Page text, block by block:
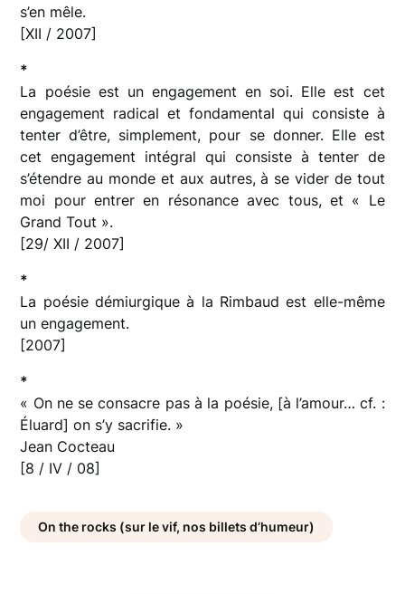
s’en mêle.
[XII / 2007]
*
La poésie est un engagement en soi. Elle est cet
engagement radical et fondamental qui consiste à
tenter d’être, simplement, pour se donner. Elle est
cet engagement intégral qui consiste à tenter de
s’étendre au monde et aux autres, à se vider de tout
moi pour entrer en résonance avec tous, et « Le
Grand Tout ».
[29/ XII / 2007]
*
La poésie démiurgique à la Rimbaud est elle-même
un engagement.
[2007]
*
« On ne se consacre pas à la poésie, [à l’amour… cf. :
Éluard] on s’y sacrifie. »
Jean Cocteau
[8 / IV / 08]
On the rocks (sur le vif, nos billets d’humeur)